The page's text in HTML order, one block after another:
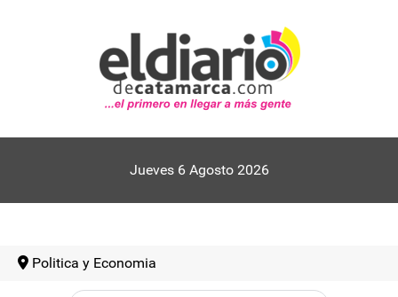
Jueves 6 Agosto 2026
Politica y Economia